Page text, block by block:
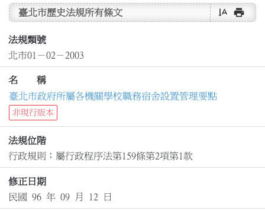
臺北市歷史法規所有條文 text_rotate_vertical print
法規類號
北市01－02－2003
名 稱
臺北市政府所屬各機關學校職務宿舍設置管理要點
非現行版本
法規位階
行政規則：屬行政程序法第159條第2項第1款
修正日期
民國 96 年 09 月 12 日